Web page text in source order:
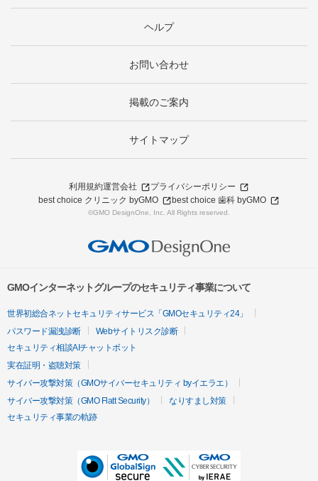
ヘルプ
お問い合わせ
掲載のご案内
サイトマップ
利用規約運営会社
プライバシーポリシー
best choice クリニック byGMO
best choice 歯科 byGMO
©GMO DesignOne, Inc. All Rights reserved.
GMOインターネットグループのセキュリティ事業について
世界初総合ネットセキュリティサービス「GMOセキュリティ24」
パスワード漏洩診断
Webサイトリスク診断
セキュリティ相談AIチャットボット
実在証明・盗聴対策
サイバー攻撃対策（GMOサイバーセキュリティ byイエラエ）
サイバー攻撃対策（GMO Flatt Security）
なりすまし対策
セキュリティ事業の軌跡